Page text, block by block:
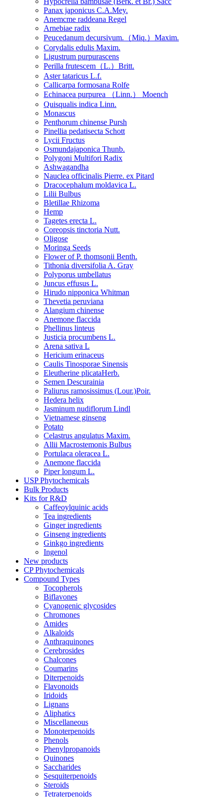
Panax japonicus C.A.Mey.
Anemcme raddeana Regel
Arnebiae radix
Peucedanum decursivum.（Miq.）Maxim.
Corydalis edulis Maxim.
Ligustrum purpurascens
Perilla frutescem（L.）Britt.
Aster tataricus L.f.
Callicarpa formosana Rolfe
Echinacea purpurea （Linn.） Moench
Quisqualis indica Linn.
Monascus
Penthorum chinense Pursh
Pinellia pedatisecta Schott
Lycii Fructus
Osmundajaponica Thunb.
Polygoni Multifori Radix
Ashwagandha
Nauclea officinalis Pierre. ex Pitard
Dracocephalum moldavica L.
Lilii Bulbus
Bletillae Rhizoma
Hemp
Tagetes erecta L.
Coreopsis tinctoria Nutt.
Oligose
Moringa Seeds
Flower of P. thomsonii Benth.
Tithonia diversifolia A. Gray
Polyporus umbellatus
Juncus effusus L.
Hirudo nipponica Whitman
Thevetia peruviana
Alangium chinense
Anemone flaccida
Phellinus linteus
Justicia procumbens L.
Arena sativa L
Hericium erinaceus
Caulis Tinosporae Sinensis
Eleutherine plicataHerb.
Semen Descurainia
Paliurus ramosissimus (Lour.)Poir.
Hedera helix
Jasminum nudiflorum Lindl
Vietnamese ginseng
Potato
Celastrus angulatus Maxim.
Allii Macrostemonis Bulbus
Portulaca oleracea L.
Anemone flaccida
Piper longum L.
USP Phytochemicals
Bulk Products
Kits for R&D
Caffeoylquinic acids
Tea ingredients
Ginger ingredients
Ginseng ingredients
Ginkgo ingredients
Ingenol
New products
CP Phytochemicals
Compound Types
Tocopherols
Biflavones
Cyanogenic glycosides
Chromones
Amides
Alkaloids
Anthraquinones
Cerebrosides
Chalcones
Coumarins
Diterpenoids
Flavonoids
Iridoids
Lignans
Aliphatics
Miscellaneous
Monoterpenoids
Phenols
Phenylpropanoids
Quinones
Saccharides
Sesquiterpenoids
Steroids
Tetraterpenoids